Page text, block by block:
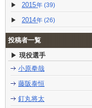
2015 (39)
2014 (26)
投稿者一覧
現役選手
小原拳哉
藤阪泰恒
釘丸将太